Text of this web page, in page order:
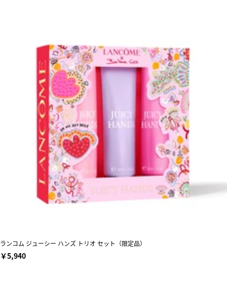
ランコム ジューシー ハンズ トリオ セット（限定品）
￥5,940